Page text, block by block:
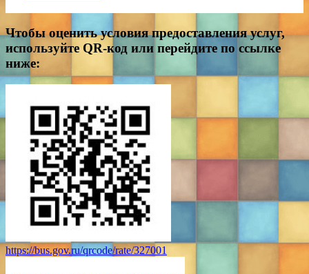
Чтобы оценить условия предоставления услуг,
используйте QR-код или перейдите по ссылке
ниже:
https://bus.gov.ru/qrcode/rate/327001